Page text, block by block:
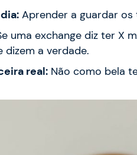
Aprender a guardar os
uma exchange diz ter X
dizem a verdade.
real:Não como bela